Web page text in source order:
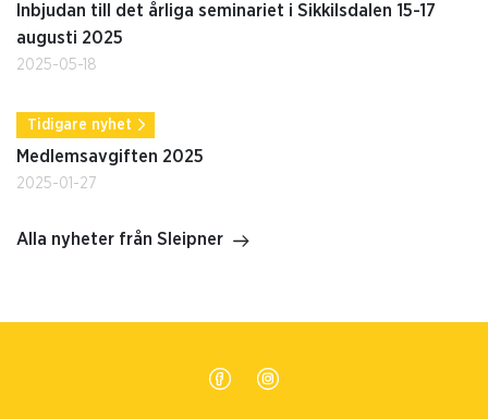
Inbjudan till det årliga seminariet i Sikkilsdalen 15-17
augusti 2025
2025-05-18
Tidigare nyhet
Medlemsavgiften 2025
2025-01-27
Alla nyheter från Sleipner